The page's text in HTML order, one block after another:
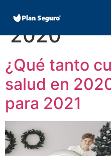
Día:30
2020
¿Qué tanto
salud en
para 2021